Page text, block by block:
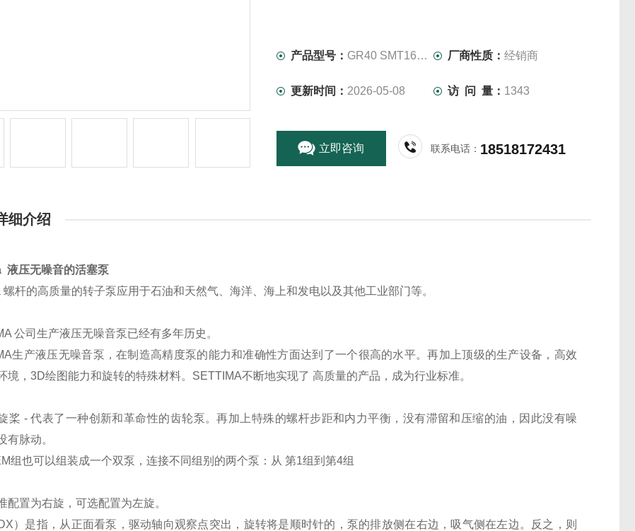
产品型号： GR40 SMT16B 150L 厂商性质：经销商
更新时间： 2026-05-08 访 问 量： 1343
立即咨询 联系电话： 18518172431
细介绍
液压无噪音的活塞泵
螺杆的高质量的转子泵应用于石油和天然气、海洋、海上和发电以及其他工业部门等。
公司生产液压无噪音泵已经有多年历史。
生产液压无噪音泵，在制造高精度泵的能力和准确性方面达到了一个很高的水平。再加上顶级的生产设备，高效
境，3D绘图能力和旋转的特殊材料。SETTIMA不断地实现了 高质量的产品，成为行业标准。
桨 - 代表了一种创新和革命性的齿轮泵。再加上特殊的螺杆步距和内力平衡，没有滞留和压缩的油，因此没有噪
有脉动。
组也可以组装成一个双泵，连接不同组别的两个泵：从 第1组到第4组
配置为右旋，可选配置为左旋。
）是指，从正面看泵，驱动轴向观察点突出，旋转将是顺时针的，泵的排放侧在右边，吸气侧在左边。反之，则